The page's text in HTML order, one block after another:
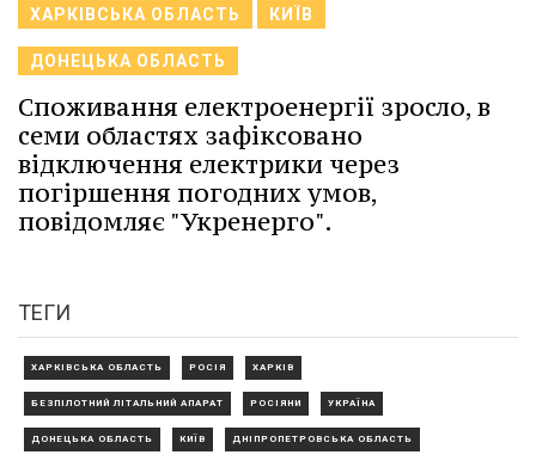
ХАРКІВСЬКА ОБЛАСТЬ КИЇВ
ДОНЕЦЬКА ОБЛАСТЬ
Споживання електроенергії зросло, в
семи областях зафіксовано
відключення електрики через
погіршення погодних умов,
повідомляє "Укренерго".
ТЕГИ
ХАРКІВСЬКА ОБЛАСТЬ РОСІЯ ХАРКІВ
БЕЗПІЛОТНИЙ ЛІТАЛЬНИЙ АПАРАТ РОСІЯНИ УКРАЇНА
ДОНЕЦЬКА ОБЛАСТЬ КИЇВ ДНІПРОПЕТРОВСЬКА ОБЛАСТЬ